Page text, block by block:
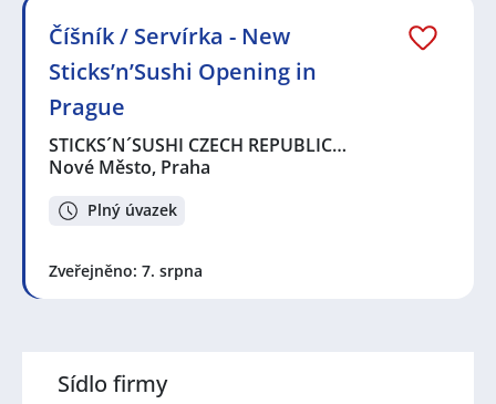
Číšník / Servírka - New
Sticks’n’Sushi Opening in
Prague
STICKS´N´SUSHI CZECH REPUBLIC…
Nové Město, Praha
Plný úvazek
Zveřejněno: 7. srpna
Sídlo firmy